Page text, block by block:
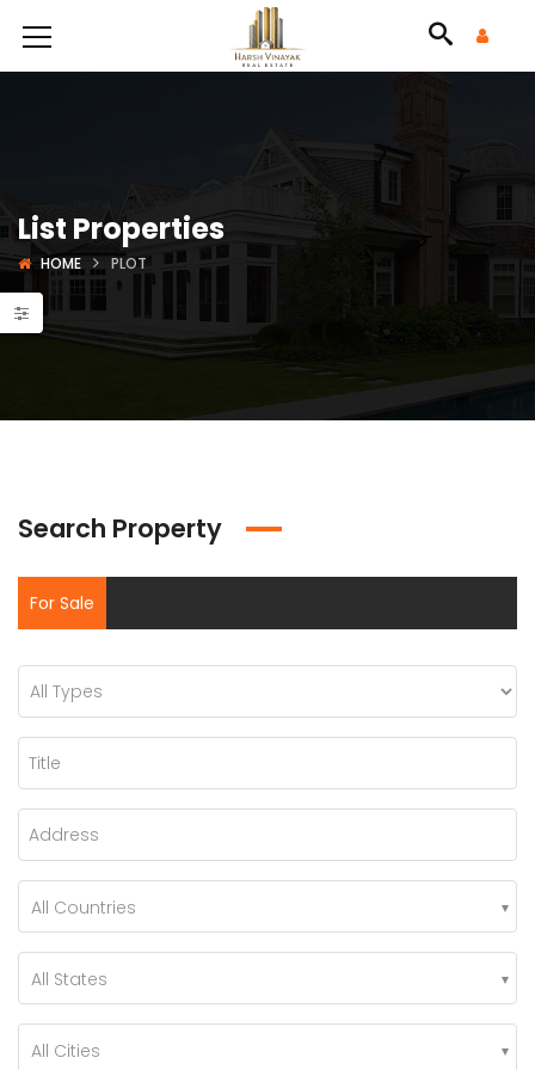
List Properties
HOME PLOT
Search Property
For Sale
All Countries
All States
All Cities